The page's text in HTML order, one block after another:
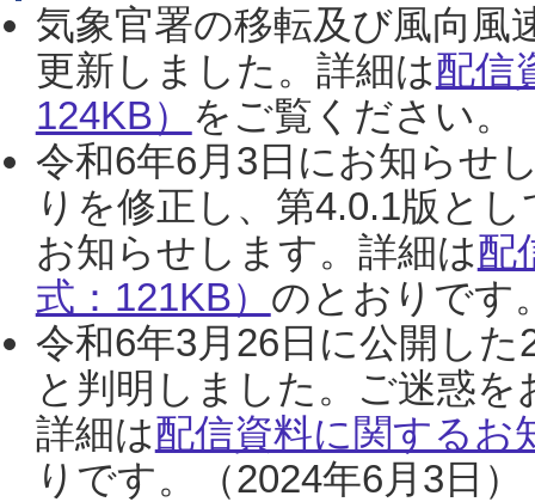
気象官署の移転及び風向風
更新しました。詳細は配信
124KB） をご覧ください。
令和6年6月3日にお知らせ
りを修正し、第4.0.1版と
お知らせします。詳細は配
式：121KB） のとおりです
令和6年3月26日に公開し
と判明しました。ご迷惑
詳細は配信資料に関するお
りです。（2024年6月3日）